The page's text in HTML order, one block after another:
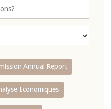
Annual Report
Economiques